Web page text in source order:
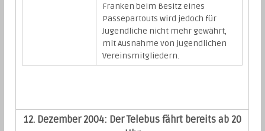
Franken beim Besitz eines
Passepartouts wird jedoch für
Jugendliche nicht mehr gewährt,
mit Ausnahme von jugendlichen
Vereinsmitgliedern.
12. Dezember 2004: Der Telebus fährt bereits ab 20